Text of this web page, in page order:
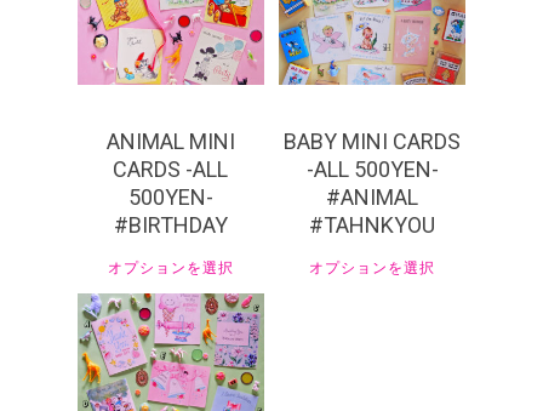
ANIMAL MINI
CARDS -ALL
500YEN-
#BIRTHDAY
オプションを選択
BABY MINI CARDS
-ALL 500YEN-
#ANIMAL
#TAHNKYOU
オプションを選択
¥440